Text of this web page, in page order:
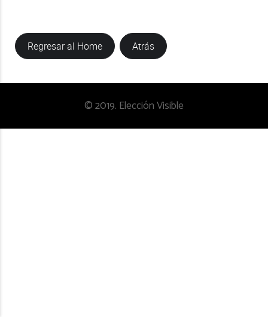
Regresar al Home Atrás
© 2019. Elección Visible